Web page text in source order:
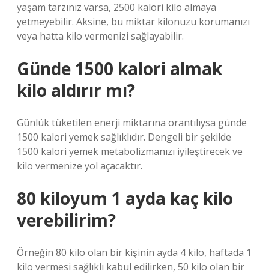
yaşam tarzınız varsa, 2500 kalori kilo almaya
yetmeyebilir. Aksine, bu miktar kilonuzu korumanızı
veya hatta kilo vermenizi sağlayabilir.
Günde 1500 kalori almak
kilo aldırır mı?
Günlük tüketilen enerji miktarına orantılıysa günde
1500 kalori yemek sağlıklıdır. Dengeli bir şekilde
1500 kalori yemek metabolizmanızı iyileştirecek ve
kilo vermenize yol açacaktır.
80 kiloyum 1 ayda kaç kilo
verebilirim?
Örneğin 80 kilo olan bir kişinin ayda 4 kilo, haftada 1
kilo vermesi sağlıklı kabul edilirken, 50 kilo olan bir